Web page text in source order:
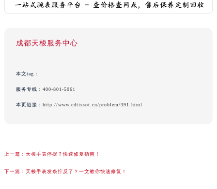
成都天梭服务中心
本文tag：
服务专线： 400-801-5061
本页链接： http://www.cdtissot.cn/problem/391.html
上一篇： 天梭手表停摆？快速修复指南！
下一篇： 天梭手表发条拧反了？一文教你快速修复！